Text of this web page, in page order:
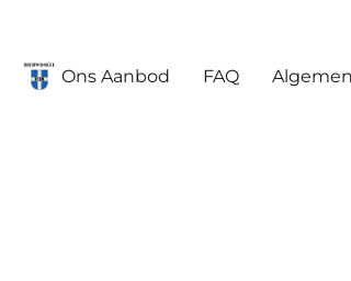
Ons Aanbod FAQ